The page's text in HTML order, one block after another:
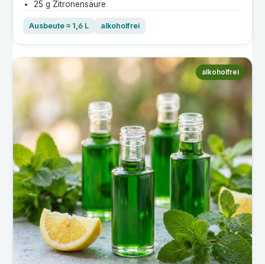
25 g Zitronensäure
Ausbeute ≈ 1,6 L alkoholfrei
alkoholfrei